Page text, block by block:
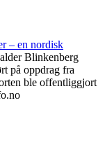
– en nordisk
Blinkenberg
på oppdrag fra
ble offentliggjort